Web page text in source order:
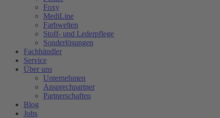
Foxy
MediLine
Farbwelten
Stoff- und Lederpflege
Sonderlösungen
Fachhändler
Service
Über uns
Unternehmen
Ansprechpartner
Partnerschaften
Blog
Jobs